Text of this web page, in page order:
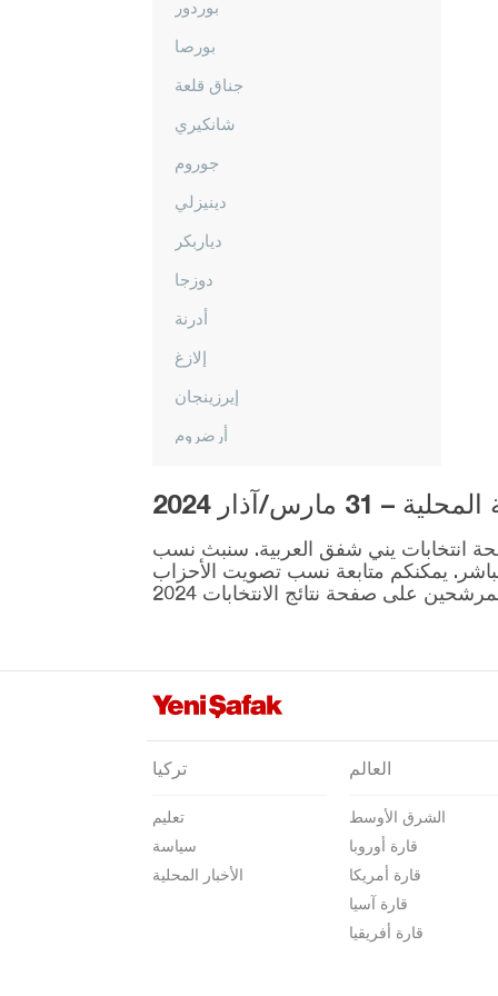
بوردور
بورصا
جناق قلعة
شانكيري
جوروم
دينيزلي
دياربكر
دوزجا
أدرنة
إلازغ
إيرزينجان
أرضروم
غازي عنتاب
غيراسون
كوموش خانة
هطاي
إيغدير
إيسبارتا
قهرمان ماراش
قارابوك
مارس/آذار 2024
المقرر إجراؤها في 31 مارس موجودة على صفحة انتخابات يني شفق العربية. سنبث نسب
ونتائج الانتخابات بشكل مباشر. يمكنكم متابعة نسب تصويت الأحزاب
تركيا
تعليم
سياسة
الأخبار المحلية
العالم
الشرق الأوسط
قارة أوروبا
قارة أمريكا
قارة آسيا
قارة أفريقيا